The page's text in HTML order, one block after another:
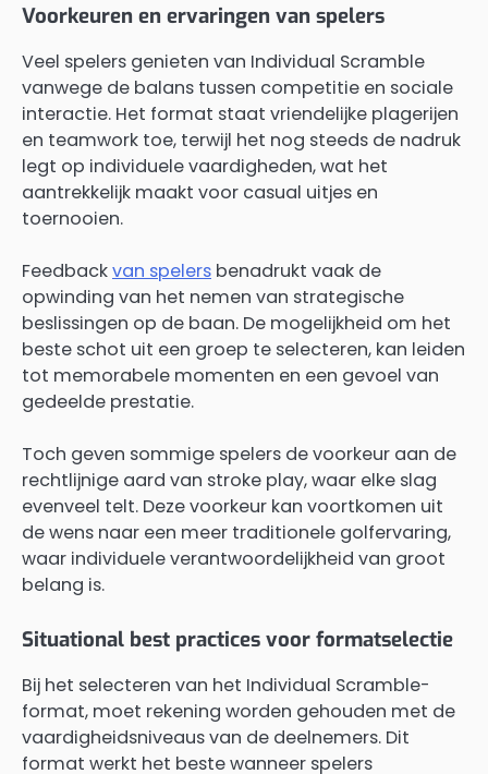
Voorkeuren en ervaringen van spelers
Veel spelers genieten van Individual Scramble
vanwege de balans tussen competitie en sociale
interactie. Het format staat vriendelijke plagerijen
en teamwork toe, terwijl het nog steeds de nadruk
legt op individuele vaardigheden, wat het
aantrekkelijk maakt voor casual uitjes en
toernooien.
Feedbackvan spelers benadrukt vaak de
opwinding van het nemen van strategische
beslissingen op de baan. De mogelijkheid om het
beste schot uit een groep te selecteren, kan leiden
tot memorabele momenten en een gevoel van
gedeelde prestatie.
Toch geven sommige spelers de voorkeur aan de
rechtlijnige aard van stroke play, waar elke slag
evenveel telt. Deze voorkeur kan voortkomen uit
de wens naar een meer traditionele golfervaring,
waar individuele verantwoordelijkheid van groot
belang is.
Situational best practices voor formatselectie
Bij het selecteren van het Individual Scramble-
format, moet rekening worden gehouden met de
vaardigheidsniveaus van de deelnemers. Dit
format werkt het beste wanneer spelers